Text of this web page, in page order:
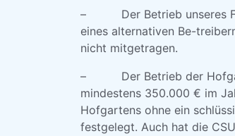
– Der Betrieb unseres
eines alternativen Be-
nicht mitgetragen.
– Der Betrieb der
mindestens 350.000 € im
Hofgartens ohne ein
festgelegt. Auch hat die